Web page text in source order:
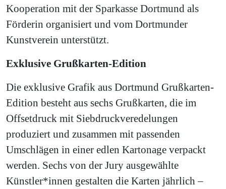
Kooperation mit der Sparkasse Dortmund als
Förderin organisiert und vom Dortmunder
Kunstverein unterstützt.
Exklusive Grußkarten-Edition
Die exklusive Grafik aus Dortmund Grußkarten-
Edition besteht aus sechs Grußkarten, die im
Offsetdruck mit Siebdruckveredelungen
produziert und zusammen mit passenden
Umschlägen in einer edlen Kartonage verpackt
werden. Sechs von der Jury ausgewählte
Künstler*innen gestalten die Karten jährlich –